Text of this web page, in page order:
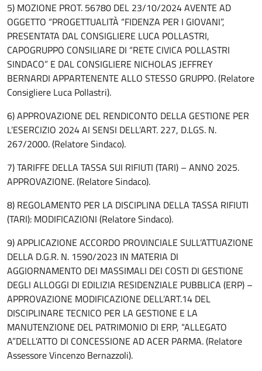
5) MOZIONE PROT. 56780 DEL 23/10/2024 AVENTE AD
OGGETTO “PROGETTUALITÀ “FIDENZA PER I GIOVANI”,
PRESENTATA DAL CONSIGLIERE LUCA POLLASTRI,
CAPOGRUPPO CONSILIARE DI “RETE CIVICA POLLASTRI
SINDACO” E DAL CONSIGLIERE NICHOLAS JEFFREY
BERNARDI APPARTENENTE ALLO STESSO GRUPPO. (Relatore
Consigliere Luca Pollastri).
6) APPROVAZIONE DEL RENDICONTO DELLA GESTIONE PER
L’ESERCIZIO 2024 AI SENSI DELL’ART. 227, D.LGS. N.
267/2000. (Relatore Sindaco).
7) TARIFFE DELLA TASSA SUI RIFIUTI (TARI) – ANNO 2025.
APPROVAZIONE. (Relatore Sindaco).
8) REGOLAMENTO PER LA DISCIPLINA DELLA TASSA RIFIUTI
(TARI): MODIFICAZIONI (Relatore Sindaco).
9) APPLICAZIONE ACCORDO PROVINCIALE SULL’ATTUAZIONE
DELLA D.G.R. N. 1590/2023 IN MATERIA DI
AGGIORNAMENTO DEI MASSIMALI DEI COSTI DI GESTIONE
DEGLI ALLOGGI DI EDILIZIA RESIDENZIALE PUBBLICA (ERP) –
APPROVAZIONE MODIFICAZIONE DELL’ART.14 DEL
DISCIPLINARE TECNICO PER LA GESTIONE E LA
MANUTENZIONE DEL PATRIMONIO DI ERP, “ALLEGATO
A”DELL’ATTO DI CONCESSIONE AD ACER PARMA. (Relatore
Assessore Vincenzo Bernazzoli).